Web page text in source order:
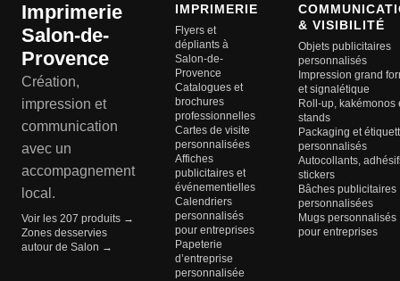
Imprimerie
Salon-de-
Provence
Création,
impression et
communication
avec un
accompagnement
local.
Voir les 207 produits →
Zones desservies
autour de Salon →
IMPRIMERIE
Flyers et
dépliants à
Salon-de-
Provence
Catalogues et
brochures
professionnelles
Cartes de visite
personnalisées
Affiches
publicitaires et
événementielles
Calendriers
personnalisés
pour entreprises
Papeterie
d’entreprise
personnalisée
& VISIBILITÉ
Objets publicitaires
personnalisés
Impression grand
et signalétique
Roll-up, kakémonos
stands
Packaging et
personnalisés
Autocollants,
stickers
Bâches publicitaires
personnalisées
Mugs personnalisés
pour entreprises